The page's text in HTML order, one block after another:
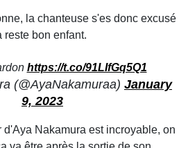
la chanteuse s'es donc excusé
reste bon enfant.
https://t.co/91LIfGq5Q1
(@AyaNakamuraa) January
9, 2023
Nakamura est incroyable, on